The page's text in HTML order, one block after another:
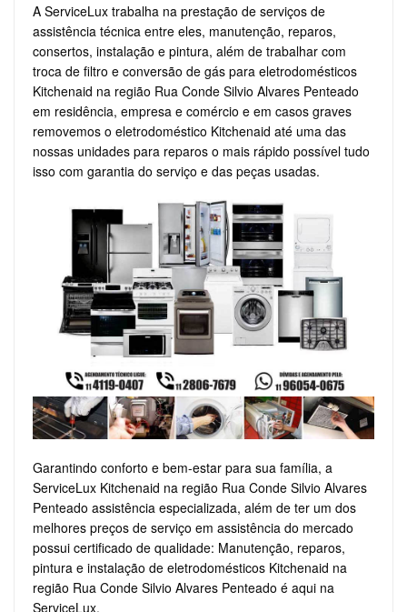
A ServiceLux trabalha na prestação de serviços de
assistência técnica entre eles, manutenção, reparos,
consertos, instalação e pintura, além de trabalhar com
troca de filtro e conversão de gás para eletrodomésticos
Kitchenaid na região Rua Conde Silvio Alvares Penteado
em residência, empresa e comércio e em casos graves
removemos o eletrodoméstico Kitchenaid até uma das
nossas unidades para reparos o mais rápido possível tudo
isso com garantia do serviço e das peças usadas.
Garantindo conforto e bem-estar para sua família, a
ServiceLux Kitchenaid na região Rua Conde Silvio Alvares
Penteado assistência especializada, além de ter um dos
melhores preços de serviço em assistência do mercado
possui certificado de qualidade: Manutenção, reparos,
pintura e instalação de eletrodomésticos Kitchenaid na
região Rua Conde Silvio Alvares Penteado é aqui na
ServiceLux.